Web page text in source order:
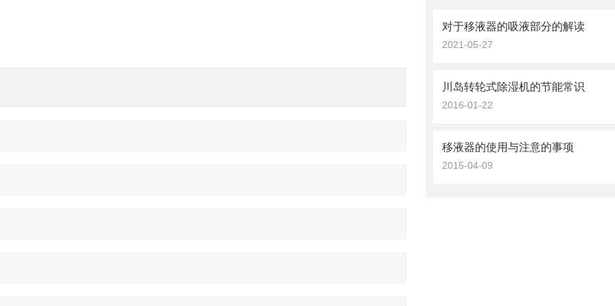
对于移液器的吸液部分的解读
2021-05-27
川岛转轮式除湿机的节能常识
2016-01-22
移液器的使用与注意的事项
2015-04-09